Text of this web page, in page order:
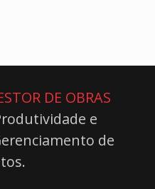
DE OBRAS
e
de